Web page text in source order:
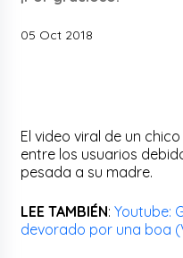
05 Oct 2018
El video viral de un
entre los usuarios
pesada a su madre.
LEE TAMBIÉN:Youtube:
devorado por una boa